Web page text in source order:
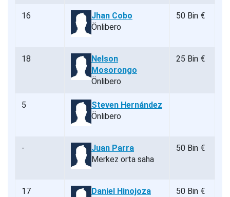
16
Jhan Cobo
Önlibero
50 Bin €
18
Nelson
Mosorongo
Önlibero
25 Bin €
5
Steven Hernández
Önlibero
-
Juan Parra
Merkez orta saha
50 Bin €
17
Daniel Hinojoza
50 Bin €